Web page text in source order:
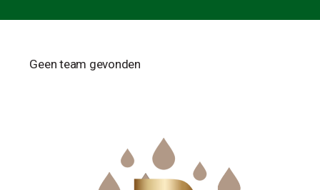
Geen team gevonden